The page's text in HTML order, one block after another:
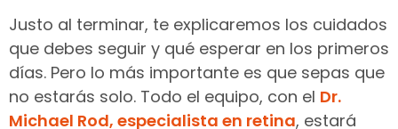
Justo al terminar, te explicaremos los cuidados
que debes seguir y qué esperar en los primeros
días. Pero lo más importante es que sepas que
no estarás solo. Todo el equipo, con el Dr.
Michael Rod, especialista en retina, estará